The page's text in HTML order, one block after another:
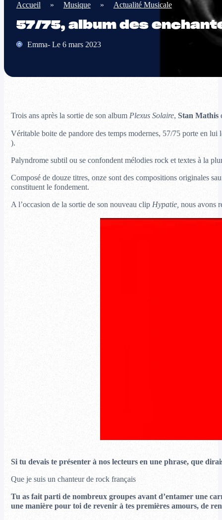
Accueil » Musique » Actualité Musicale
57/75, album des
Emma- Le 6 mars 2023
Trois ans après la sortie de son album Plexus Solaire, Stan Mathis
Véritable boite de pandore des temps modernes, 57/75 porte en lui
).
Palyndrome subtil ou se confondent mélodies rock et textes à la
Composé de douze titres, onze sont des compositions originales
constituent le fondement.
A l’occasion de la sortie de son nouveau clip Hypatie, nous avons
Si tu devais te présenter à nos lecteurs en une phrase, que
Que je suis un chanteur de rock français
Tu as fait parti de nombreux groupes avant d’entamer une
une manière pour toi de revenir à tes premières amours, de